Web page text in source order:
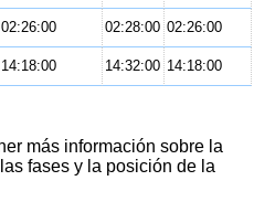
02:26:00 02:28:00 02:26:00
14:18:00 14:32:00 14:18:00
más información sobre la
fases y la posición de la